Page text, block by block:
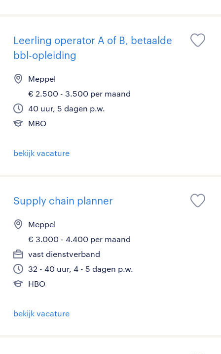
Leerling operator A of B, betaalde
bbl-opleiding
Meppel
€ 2.500 - 3.500 per maand
40 uur, 5 dagen p.w.
MBO
bekijk vacature
Supply chain planner
Meppel
€ 3.000 - 4.400 per maand
vast dienstverband
32 - 40 uur, 4 - 5 dagen p.w.
HBO
bekijk vacature